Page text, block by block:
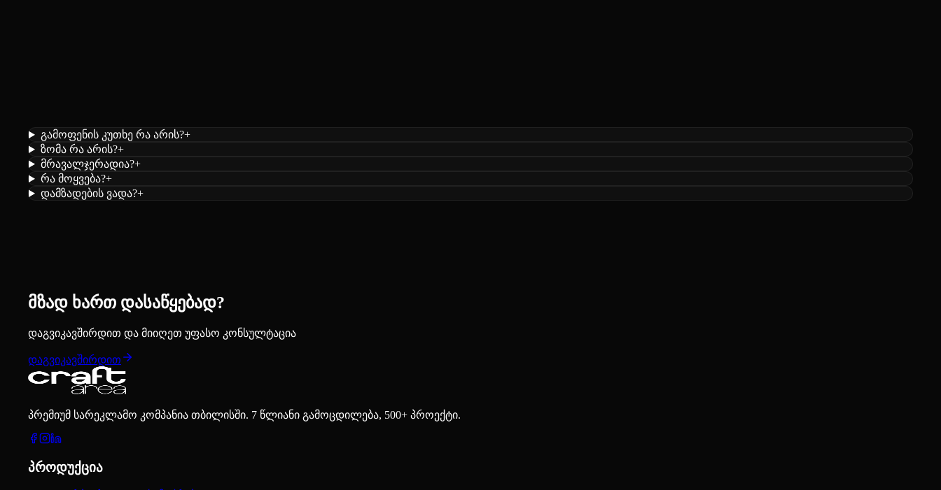
გამოფენის კუთხე რა არის?+
ზომა რა არის?+
მრავალჯერადია?+
რა მოყვება?+
დამზადების ვადა?+
მზად ხართ დასაწყებად?
დაგვიკავშირდით და მიიღეთ უფასო კონსულტაცია
დაგვიკავშირდით
პრემიუმ სარეკლამო კომპანია თბილისში. 7 წლიანი გამოცდილება, 500+ პროექტი.
პროდუქცია